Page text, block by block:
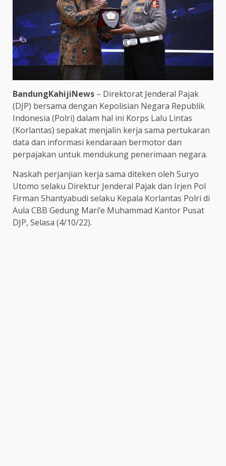
BandungKahijiNews – Direktorat Jenderal Pajak
(DJP) bersama dengan Kepolisian Negara Republik
Indonesia (Polri) dalam hal ini Korps Lalu Lintas
(Korlantas) sepakat menjalin kerja sama pertukaran
data dan informasi kendaraan bermotor dan
perpajakan untuk mendukung penerimaan negara.
Naskah perjanjian kerja sama diteken oleh Suryo
Utomo selaku Direktur Jenderal Pajak dan Irjen Pol
Firman Shantyabudi selaku Kepala Korlantas Polri di
Aula CBB Gedung Mari’e Muhammad Kantor Pusat
DJP, Selasa (4/10/22).